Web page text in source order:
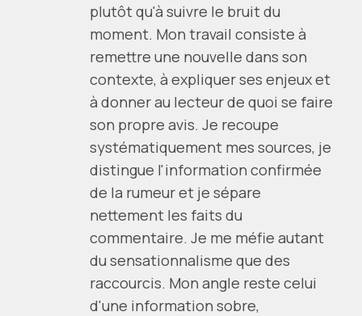
plutôt qu'à suivre le bruit du
moment. Mon travail consiste à
remettre une nouvelle dans son
contexte, à expliquer ses enjeux et
à donner au lecteur de quoi se faire
son propre avis. Je recoupe
systématiquement mes sources, je
distingue l'information confirmée
de la rumeur et je sépare
nettement les faits du
commentaire. Je me méfie autant
du sensationnalisme que des
raccourcis. Mon angle reste celui
d'une information sobre,